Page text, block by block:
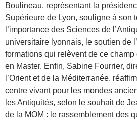
Boulineau, représentant la
Supérieure de Lyon, souligne à son
l’importance des Sciences de
universitaire lyonnais, le soutien de
formations qui relèvent de ce champ
en Master. Enfin, Sabine Fourrier,
l’Orient et de la Méditerranée,
centre vivant pour les mondes
les Antiquités, selon le souhait de
de la MOM : le rassemblement des